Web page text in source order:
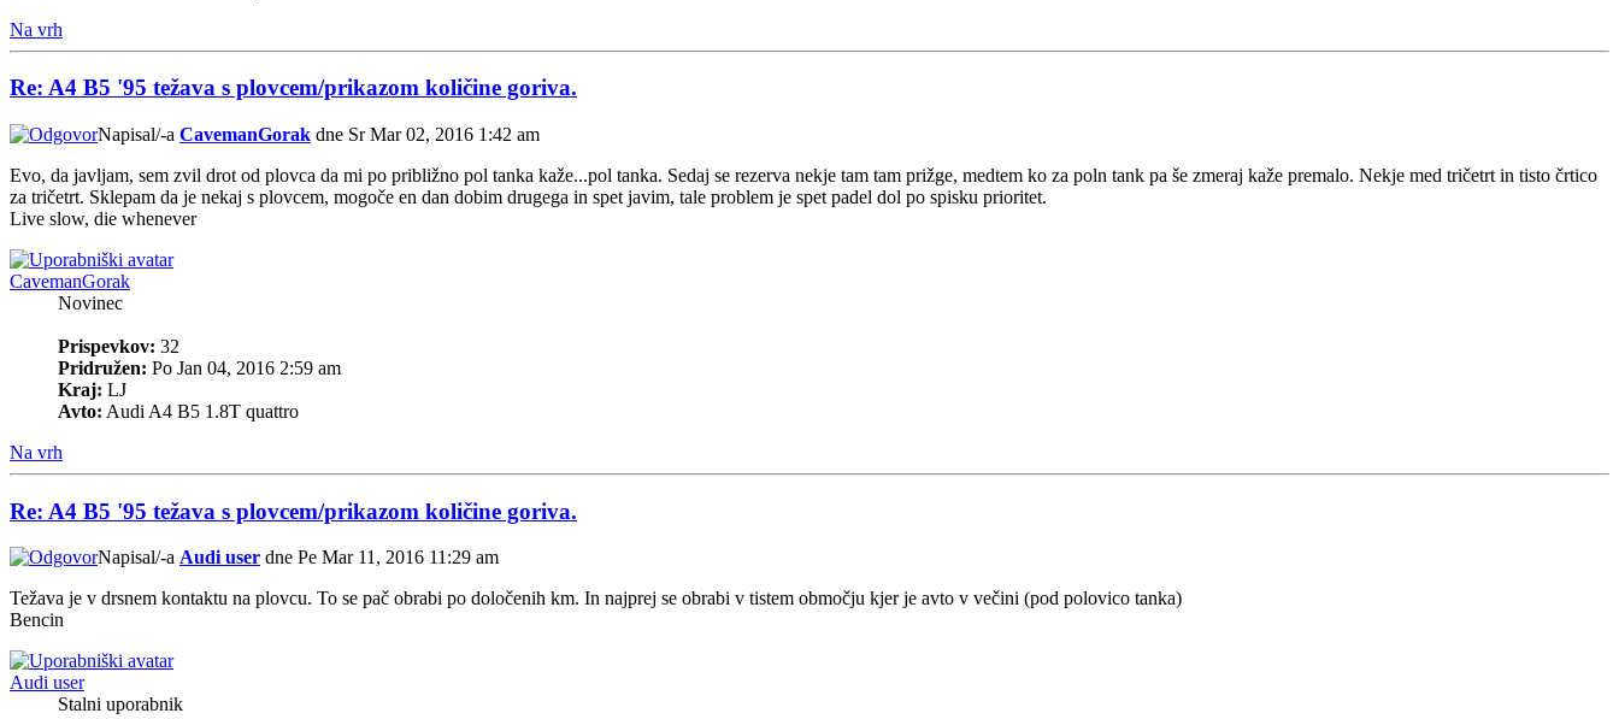
Na vrh
Re: A4 B5 '95 težava s plovcem/prikazom količine goriva.
Napisal/-a CavemanGorak dne Sr Mar 02, 2016 1:42 am
Evo, da javljam, sem zvil drot od plovca da mi po približno pol tanka kaže...pol tanka. Sedaj se rezerva nekje tam tam prižge, medtem ko za poln tank pa še zmeraj kaže premalo. Nekje med tričetrt in tisto črtico
za tričetrt. Sklepam da je nekaj s plovcem, mogoče en dan dobim drugega in spet javim, tale problem je spet padel dol po spisku prioritet.
Live slow, die whenever
CavemanGorak
Novinec
Prispevkov: 32
Pridružen: Po Jan 04, 2016 2:59 am
Kraj: LJ
Avto: Audi A4 B5 1.8T quattro
Na vrh
Re: A4 B5 '95 težava s plovcem/prikazom količine goriva.
Napisal/-a Audi user dne Pe Mar 11, 2016 11:29 am
Težava je v drsnem kontaktu na plovcu. To se pač obrabi po določenih km. In najprej se obrabi v tistem območju kjer je avto v večini (pod polovico tanka)
Bencin
Audi user
Stalni uporabnik